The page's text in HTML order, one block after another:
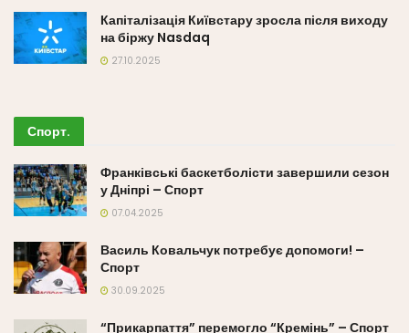
Капіталізація Київстару зросла після виходу
на біржу Nasdaq
27.10.2025
Спорт.
Франківські баскетболісти завершили сезон
у Дніпрі – Спорт
07.04.2025
Василь Ковальчук потребує допомоги! –
Спорт
30.09.2025
“Прикарпаття” перемогло “Кремінь” – Спорт